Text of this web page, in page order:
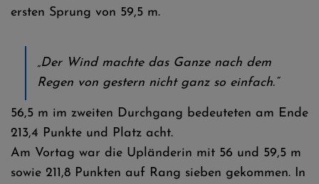
ersten Sprung von 59,5 m.
„Der Wind machte das Ganze nach dem
Regen von gestern nicht ganz so einfach.“
56,5 m im zweiten Durchgang bedeuteten am Ende
213,4 Punkte und Platz acht.
Am Vortag war die Upländerin mit 56 und 59,5 m
sowie 211,8 Punkten auf Rang sieben gekommen. In